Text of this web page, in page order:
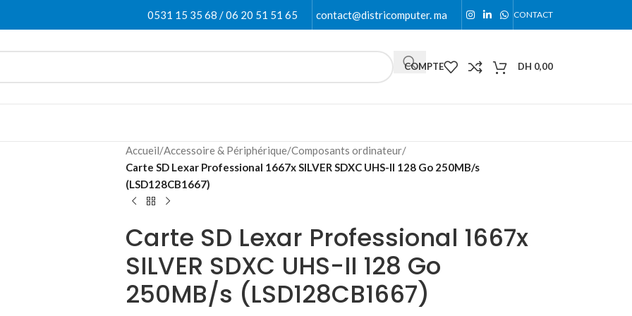
0531 15 35 68 / 06 20 51 51 65 contact@districomputer. ma CONTACT
COMPTE DH 0,00
Accueil/Accessoire & Périphérique/Composants ordinateur/
Carte SD Lexar Professional 1667x SILVER SDXC UHS-II 128 Go 250MB/s
(LSD128CB1667)
Carte SD Lexar Professional 1667x
SILVER SDXC UHS-II 128 Go
250MB/s (LSD128CB1667)